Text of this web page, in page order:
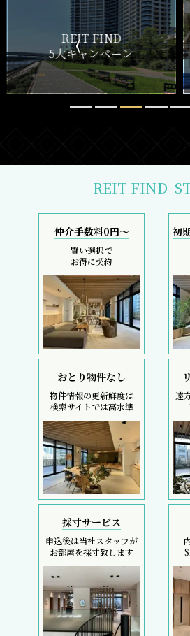
ン
リアルタイム
更新一覧チェ
REIT FIND
仲介手数料0円～
賢い選択で
お得に契約
初
おとり物件なし
物件情報の更新鮮度は
検索サイトでは高水準
遠
採寸サービス
申込後は当社スタッフが
お部屋を採寸致します